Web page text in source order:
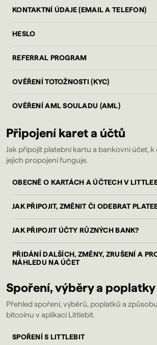
KONTAKTNÍ ÚDAJE (EMAIL A TELEFON)
HESLO
REFERRAL PROGRAM
OVĚŘENÍ TOTOŽNOSTI (KYC)
OVĚŘENÍ AML SOULADU (AML)
Připojení karet a účtů
Jak připojit platební kartu a bankovní účet, k
jejich propojení funguje.
OBECNĚ O KARTÁCH A ÚČTECH V
JAK PŘIPOJIT, ZMĚNIT ČI ODEBRAT
JAK PŘIPOJIT ÚČTY RŮZNÝCH BANK?
PŘIDÁNÍ DALŠÍCH, ZMĚNY, ZRUŠENÍ A
NÁHLEDU NA ÚČET
Spoření, výběry a poplatky
Přehled spoření, výběrů, poplatků a
bitcoinu v aplikaci Littlebit.
SPOŘENÍ S LITTLEBIT